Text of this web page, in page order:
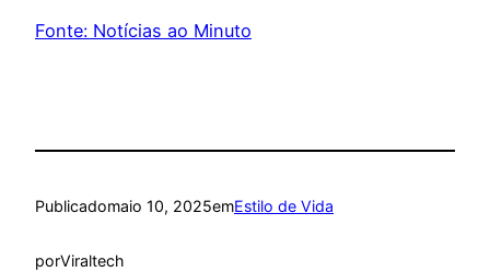
Fonte: Notícias ao Minuto
Publicadomaio 10, 2025emEstilo de Vida
porViraltech